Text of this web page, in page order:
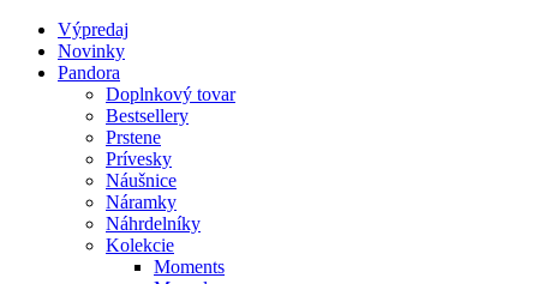
Výpredaj
Novinky
Pandora
Doplnkový tovar
Bestsellery
Prstene
Prívesky
Náušnice
Náramky
Náhrdelníky
Kolekcie
Moments